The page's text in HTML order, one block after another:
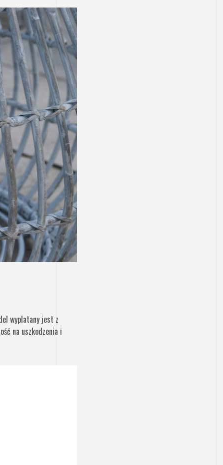
wyplatany jest z
na uszkodzenia i